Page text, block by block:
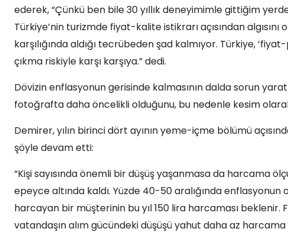
ederek, “Çünkü ben bile 30 yıllık deneyimimle gittiğim
Türkiye’nin turizmde fiyat-kalite istikrarı açısından
karşılığında aldığı tecrübeden şad kalmıyor. Türkiye,
çıkma riskiyle karşı karşıya.” dedi.
Dövizin enflasyonun gerisinde kalmasının dalda sorun
fotoğrafta daha öncelikli olduğunu, bu nedenle kesim
Demirer, yılın birinci dört ayının yeme-içme bölümü
şöyle devam etti:
“Kişi sayısında önemli bir düşüş yaşanmasa da harcama
epeyce altında kaldı. Yüzde 40-50 aralığında
harcayan bir müşterinin bu yıl 150 lira harcaması beklenir.
vatandaşın alım gücündeki düşüşü yahut daha az